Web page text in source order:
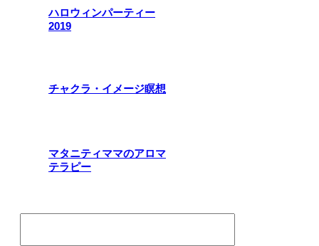
ハロウィンパーティー
2019
チャクラ・イメージ瞑想
マタニティママのアロマ
テラピー